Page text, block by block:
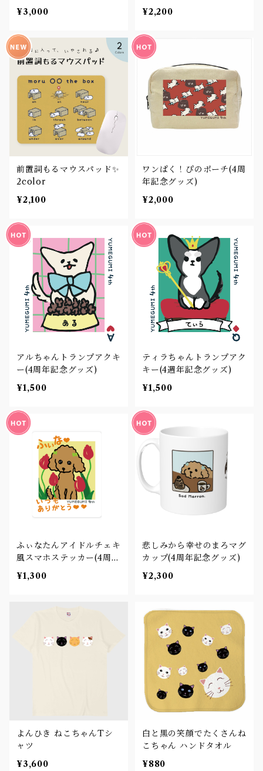
¥3,000 ¥2,200
前置詞もるマウスパッド✨
2color
¥2,100
ワンぱく！ぴのポーチ(4周
年記念グッズ)
¥2,000
アルちゃんトランプアクキ
ー(4周年記念グッズ)
¥1,500
ティラちゃんトランプアク
キー(4週年記念グッズ)
¥1,500
ふぃなたんアイドルチェキ
風スマホステッカー(4周年
記念グッズ)
¥1,300
悲しみから幸せのまろマグ
カップ(4周年記念グッズ)
¥2,300
よんひき ねこちゃんTシ
ャツ
¥3,600
白と黒の笑顔でたくさんね
こちゃん ハンドタオル
¥880